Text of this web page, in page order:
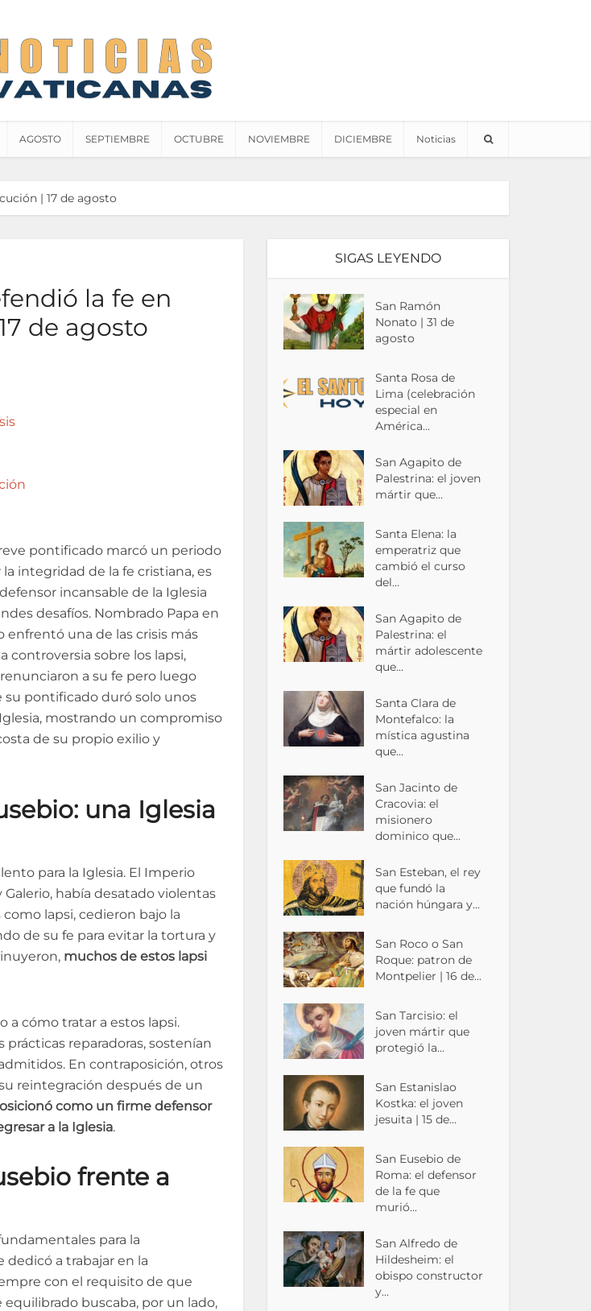
AGOSTO SEPTIEMBRE OCTUBRE NOVIEMBRE DICIEMBRE Noticias
| 17 de agosto
la fe en
de agosto
pontificado marcó un periodo
integridad de la fe cristiana, es
incansable de la Iglesia
desafíos. Nombrado Papa en
enfrentó una de las crisis más
controversia sobre los lapsi,
a su fe pero luego
su pontificado duró solo unos
mostrando un compromiso
de su propio exilio y
una Iglesia
para la Iglesia. El Imperio
había desatado violentas
lapsi, cedieron bajo la
de su fe para evitar la tortura y
muchos de estos lapsi
a cómo tratar a estos lapsi.
reparadoras, sostenían
En contraposición, otros
reintegración después de un
como un firme defensor
a la Iglesia.
frente a
para la
dedicó a trabajar en la
con el requisito de que
buscaba, por un lado,
SIGAS LEYENDO
San Ramón
Nonato | 31 de
agosto
Santa Rosa de
Lima (celebración
especial en
América...
San Agapito de
Palestrina: el joven
mártir que...
Santa Elena: la
emperatriz que
cambió el curso
del...
San Agapito de
Palestrina: el
mártir adolescente
que...
Santa Clara de
Montefalco: la
mística agustina
que...
San Jacinto de
Cracovia: el
misionero
dominico que...
San Esteban, el rey
que fundó la
nación húngara y...
San Roco o San
Roque: patron de
Montpelier | 16 de...
San Tarcisio: el
joven mártir que
protegió la...
San Estanislao
Kostka: el joven
jesuita | 15 de...
San Eusebio de
Roma: el defensor
de la fe que
murió...
San Alfredo de
Hildesheim: el
obispo constructor
y...